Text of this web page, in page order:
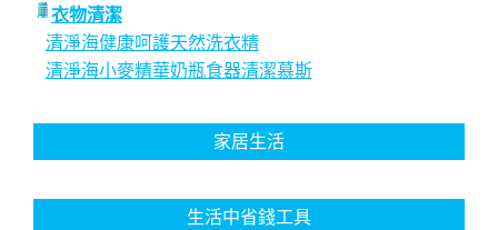
衣物清潔
清淨海健康呵護天然洗衣精
清淨海小麥精華奶瓶食器清潔慕斯
家居生活
生活中省錢工具